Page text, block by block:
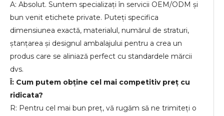
A: Absolut. Suntem specializați în servicii OEM/ODM și
bun venit etichete private. Puteți specifica
dimensiunea exactă, materialul, numărul de straturi,
ștanțarea și designul ambalajului pentru a crea un
produs care se aliniază perfect cu standardele mărcii
dvs.
Î: Cum putem obține cel mai competitiv preț cu
ridicata?
R: Pentru cel mai bun preț, vă rugăm să ne trimiteți o